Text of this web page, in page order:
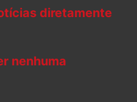
diretamente
nenhuma